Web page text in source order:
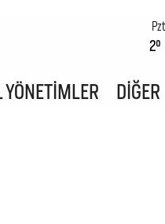
Pzt
2°
YÖNETİMLER DİĞER